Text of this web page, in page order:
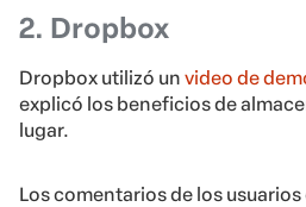
2. Dropbox
Dropbox utilizó un video de
explicó los beneficios de
lugar.
Los comentarios de los